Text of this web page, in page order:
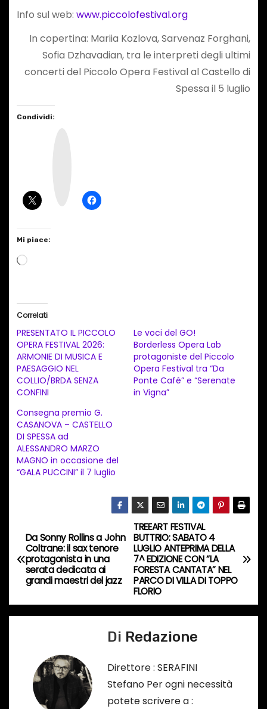
Info sul web: www.piccolofestival.org
In copertina: Mariia Kozlova, Sarvenaz Forghani,
Sofia Dzhavadian, tra le interpreti degli ultimi
concerti del Piccolo Opera Festival al Castello di
Spessa il 5 luglio
Condividi:
Mi piace:
C
a
m
e
n
t
o
i
n
c
o
…
Correlati
PRESENTATO IL PICCOLO
OPERA FESTIVAL 2026:
ARMONIE DI MUSICA E
PAESAGGIO NEL
COLLIO/BRDA SENZA
CONFINI
Le voci del GO!
Borderless Opera Lab
protagoniste del Piccolo
Opera Festival tra “Da
Ponte Café” e “Serenate
in Vigna”
Consegna premio G.
CASANOVA – CASTELLO
DI SPESSA ad
ALESSANDRO MARZO
MAGNO in occasione del
“GALA PUCCINI” il 7 luglio
N
a
v
i
TREEART FESTIVAL
BUTTRIO: SABATO 4
LUGLIO ANTEPRIMA DELLA
7^ EDIZIONE CON “LA
FORESTA CANTATA” NEL
PARCO DI VILLA DI TOPPO
FLORIO
Da Sonny Rollins a John
Coltrane: il sax tenore
protagonista in una
serata dedicata ai
grandi maestri del jazz
Di Redazione
Direttore : SERAFINI
Stefano Per ogni necessità
potete scrivere a :